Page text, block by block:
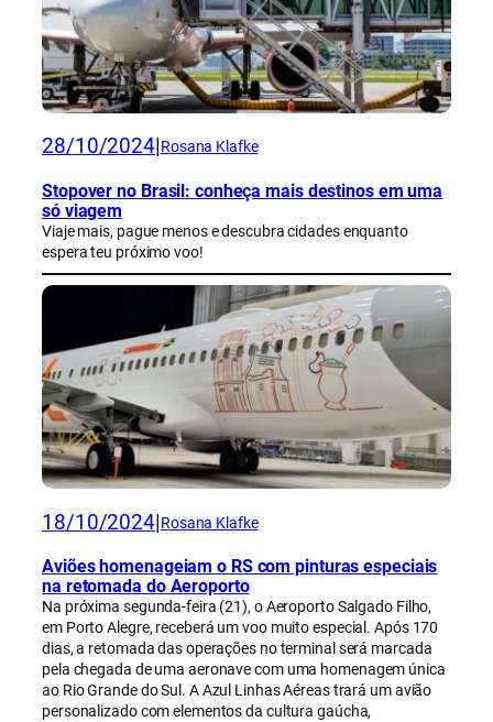
28/10/2024 Rosana Klafke
Stopover no Brasil: conheça mais destinos em uma
só viagem
Viaje mais, pague menos e descubra cidades enquanto
espera teu próximo voo!
18/10/2024 Rosana Klafke
Aviões homenageiam o RS com pinturas especiais
na retomada do Aeroporto
Na próxima segunda-feira (21), o Aeroporto Salgado Filho,
em Porto Alegre, receberá um voo muito especial. Após 170
dias, a retomada das operações no terminal será marcada
pela chegada de uma aeronave com uma homenagem única
ao Rio Grande do Sul. A Azul Linhas Aéreas trará um avião
personalizado com elementos da cultura gaúcha,